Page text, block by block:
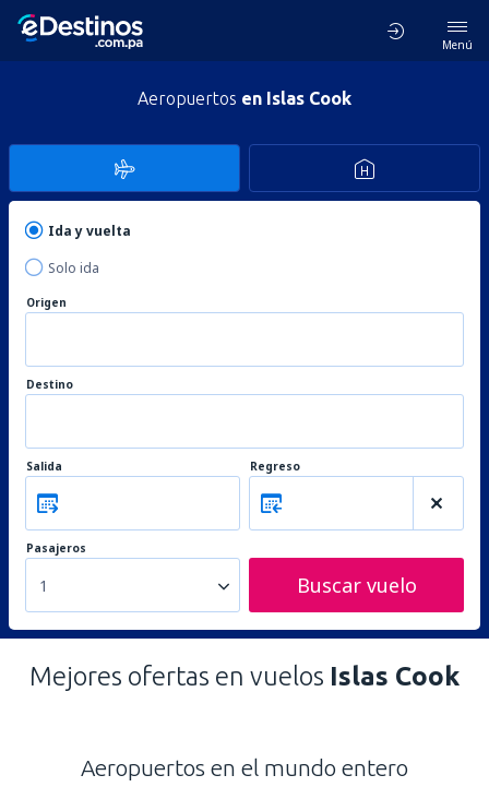
Menú
Aeropuertos en Islas Cook
Ida y vuelta
Solo ida
Origen
Destino
Salida Regreso
Pasajeros
1 Buscar vuelo
Mejores ofertas en vuelos Islas Cook
Aeropuertos en el mundo entero